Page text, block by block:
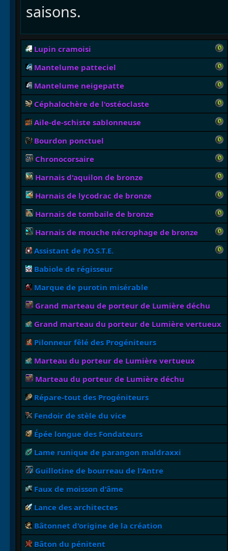
saisons.
Lupin cramoisi
Mantelume patteciel
Mantelume neigepatte
Céphalochère de l'ostéoclaste
Aile-de-schiste sablonneuse
Bourdon ponctuel
Chronocorsaire
Harnais d'aquilon de bronze
Harnais de lycodrac de bronze
Harnais de tombaile de bronze
Harnais de mouche nécrophage de bronze
Assistant de P.O.S.T.E.
Babiole de régisseur
Marque de purotin misérable
Grand marteau de porteur de Lumière déchu
Grand marteau du porteur de Lumière vertueux
Pilonneur fêlé des Progéniteurs
Marteau du porteur de Lumière vertueux
Marteau du porteur de Lumière déchu
Répare-tout des Progéniteurs
Fendoir de stèle du vice
Épée longue des Fondateurs
Lame runique de parangon maldraxxi
Guillotine de bourreau de l'Antre
Faux de moisson d'âme
Lance des architectes
Bâtonnet d'origine de la création
Bâton du pénitent